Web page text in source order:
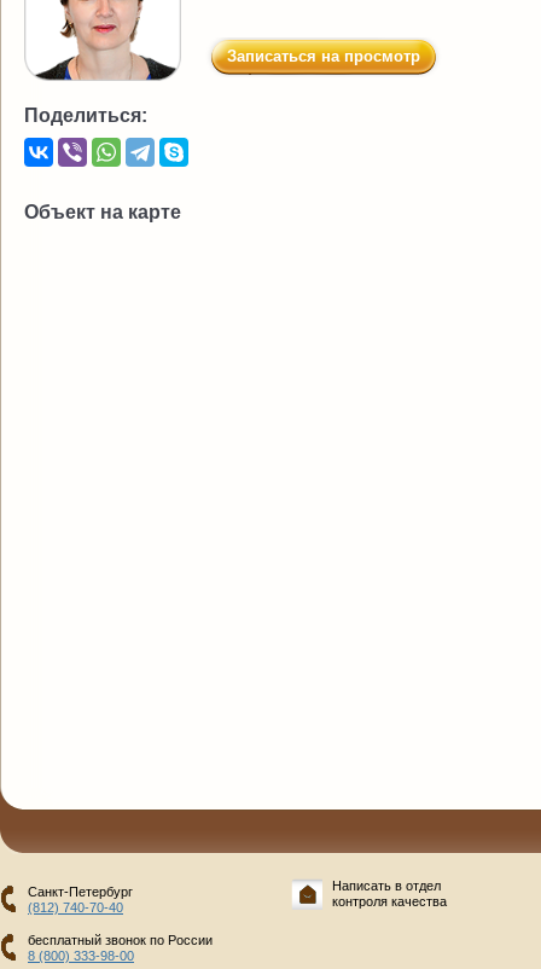
Записаться на просмотр
Поделиться:
Объект на карте
Санкт-Петербург
(812) 740-70-40
бесплатный звонок по России
8 (800) 333-98-00
Написать в отдел
контроля качества